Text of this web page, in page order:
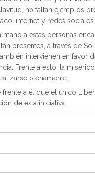
no faltan ejemplos
internet y redes sociales.
a estas personas
presentes, a través de
intervienen en favor
Frente a esto, la
plenamente.
a él que el único
de esta iniciativa.